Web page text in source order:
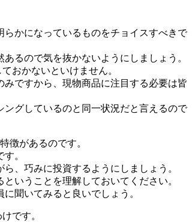
かになっているものをチョイスすべきで
るので気を抜かないようにしましょう。
おかないといけません。
ですから、現物商品に注目する必要は皆
グしているのと同一状況だと言えるので
徴があるのです。
。
、巧みに投資するようにしましょう。
いうことを理解しておいてください。
聞いてみると良いでしょう。
です。